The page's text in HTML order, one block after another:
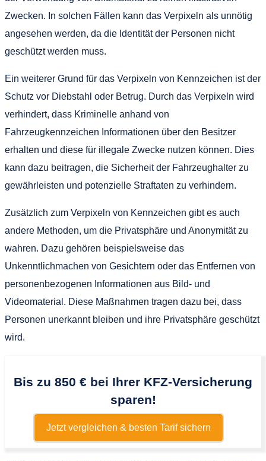
Zwecken. In solchen Fällen kann das Verpixeln als unnötig
angesehen werden, da die Identität der Personen nicht
geschützt werden muss.
Ein weiterer Grund für das Verpixeln von Kennzeichen ist der
Schutz vor Diebstahl oder Betrug. Durch das Verpixeln wird
verhindert, dass Kriminelle anhand von
Fahrzeugkennzeichen Informationen über den Besitzer
erhalten und diese für illegale Zwecke nutzen können. Dies
kann dazu beitragen, die Sicherheit der Fahrzeughalter zu
gewährleisten und potenzielle Straftaten zu verhindern.
Zusätzlich zum Verpixeln von Kennzeichen gibt es auch
andere Methoden, um die Privatsphäre und Anonymität zu
wahren. Dazu gehören beispielsweise das
Unkenntlichmachen von Gesichtern oder das Entfernen von
personenbezogenen Informationen aus Bild- und
Videomaterial. Diese Maßnahmen tragen dazu bei, dass
Personen unerkannt bleiben und ihre Privatsphäre geschützt
wird.
Bis zu 850 € bei Ihrer KFZ-Versicherung
sparen!
Jetzt vergleichen & besten Tarif sichern